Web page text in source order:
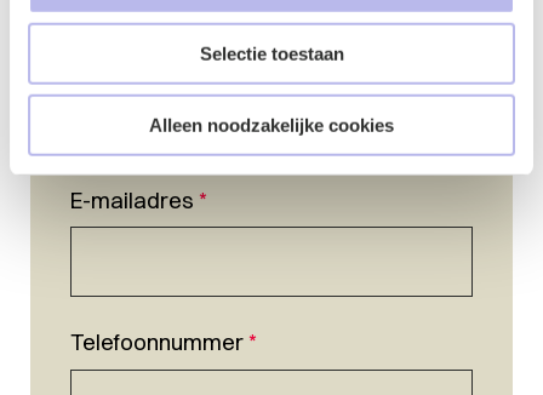
Selectie toestaan
Alleen noodzakelijke cookies
E-mailadres *
Telefoonnummer*